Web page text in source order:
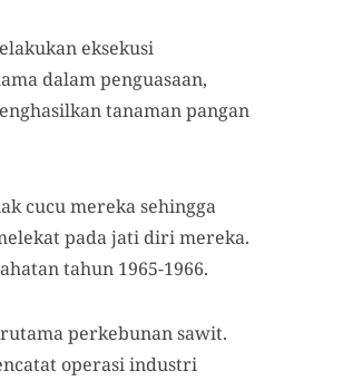
eksekusi
dalam penguasaan,
tanaman pangan
cucu mereka sehingga
pada jati diri mereka.
tahun 1965-1966.
perkebunan sawit.
operasi industri